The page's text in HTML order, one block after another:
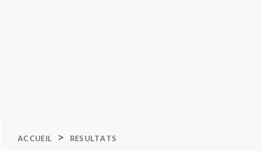
ACCUEIL > RESULTATS